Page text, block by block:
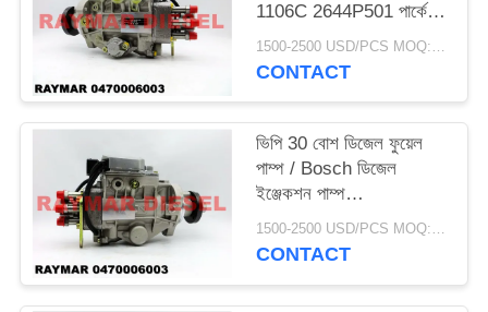
PRIVACY
POLICY
1106C 2644P501 পার্কেস
ফুয়েল ইনজেকশন পাম্প
1500-2500 USD/PCS MOQ:1PCS
CONTACT
ভিপি 30 বোশ ডিজেল ফুয়েল
পাম্প / Bosch ডিজেল
ইঞ্জেকশন পাম্প
0470006003 3056E
216-9824 2169824
1500-2500 USD/PCS MOQ:1PCS
CONTACT